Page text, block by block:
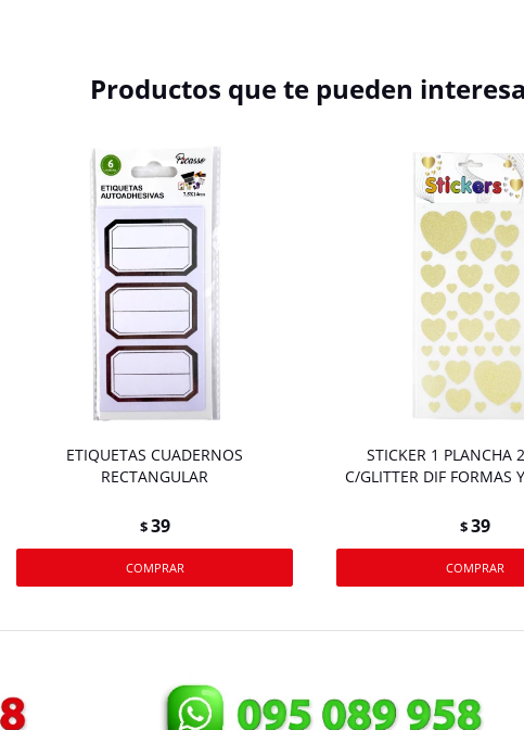
Productos que te pueden
ETIQUETAS CUADERNOS
RECTANGULAR
$39
STICKER 1 PLANCHA
C/GLITTER DIF FORMAS
$39